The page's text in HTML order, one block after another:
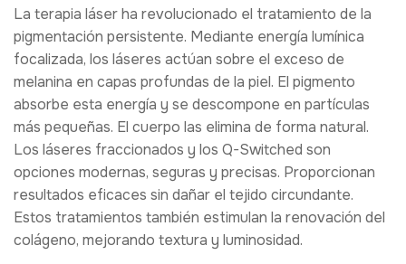
La terapia láser ha revolucionado el tratamiento de la
pigmentación persistente. Mediante energía lumínica
focalizada, los láseres actúan sobre el exceso de
melanina en capas profundas de la piel. El pigmento
absorbe esta energía y se descompone en partículas
más pequeñas. El cuerpo las elimina de forma natural.
Los láseres fraccionados y los Q-Switched son
opciones modernas, seguras y precisas. Proporcionan
resultados eficaces sin dañar el tejido circundante.
Estos tratamientos también estimulan la renovación del
colágeno, mejorando textura y luminosidad.